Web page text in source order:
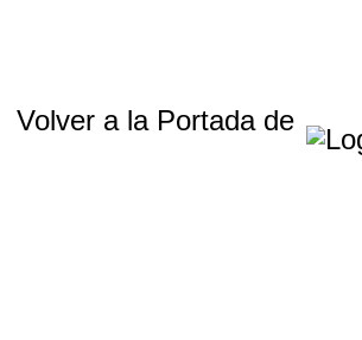
Volver a la Portada de